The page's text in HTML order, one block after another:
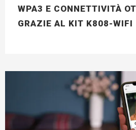
WPA3 E CONNETTIVITÀ
GRAZIE AL KIT K808-WIFI